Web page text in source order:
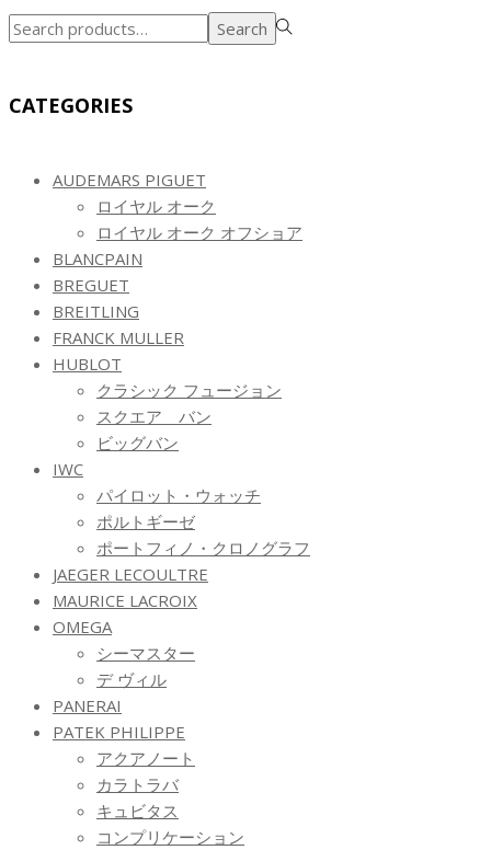
し
た。
で
す。
Search
for:>
Search
CATEGORIES
AUDEMARS PIGUET
ロイヤル オーク
ロイヤル オーク オフショア
BLANCPAIN
BREGUET
BREITLING
FRANCK MULLER
HUBLOT
クラシック フュージョン
スクエア バン
ビッグバン
IWC
パイロット・ウォッチ
ポルトギーゼ
ポートフィノ・クロノグラフ
JAEGER LECOULTRE
MAURICE LACROIX
OMEGA
シーマスター
デ ヴィル
PANERAI
PATEK PHILIPPE
アクアノート
カラトラバ
キュビタス
コンプリケーション